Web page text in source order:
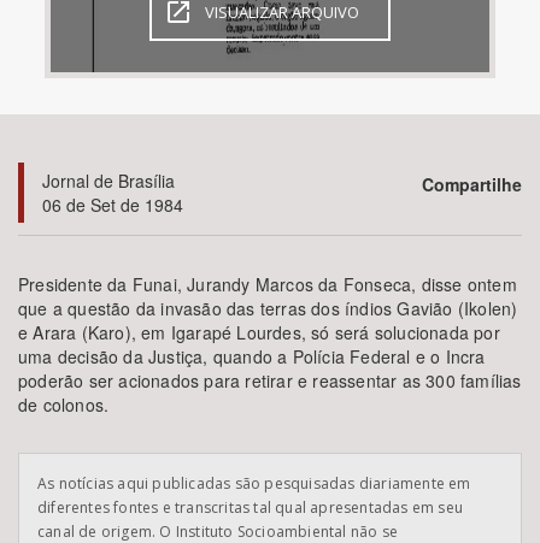
Subtema
Área de Levantamento
Área Protegida
BUSCAR
VISUALIZAR ARQUIVO
Jornal de Brasília
06 de Set de 1984
Compartilhe
Presidente da Funai, Jurandy Marcos da Fonseca, disse ontem
que a questão da invasão das terras dos índios Gavião (Ikolen)
e Arara (Karo), em Igarapé Lourdes, só será solucionada por
uma decisão da Justiça, quando a Polícia Federal e o Incra
poderão ser acionados para retirar e reassentar as 300 famílias
de colonos.
As notícias aqui publicadas são pesquisadas diariamente em
diferentes fontes e transcritas tal qual apresentadas em seu
canal de origem. O Instituto Socioambiental não se